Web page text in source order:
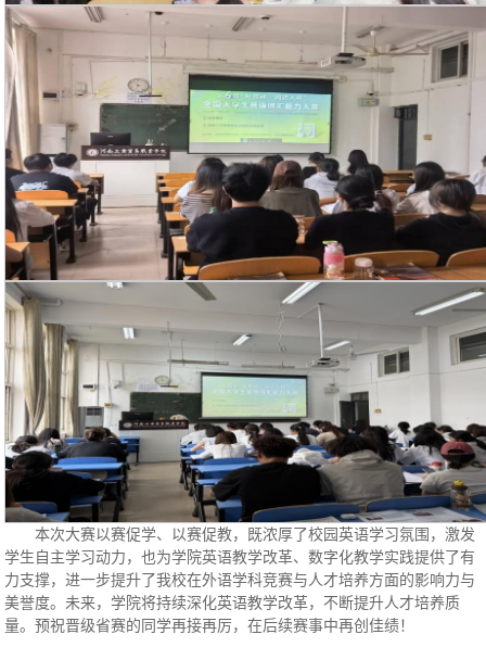
本次大赛以赛促学、以赛促教，既浓厚了校园英语学习氛围，激发
学生自主学习动力，也为学院英语教学改革、数字化教学实践提供了有
力支撑，进一步提升了我校在外语学科竞赛与人才培养方面的影响力与
美誉度。未来，学院将持续深化英语教学改革，不断提升人才培养质
量。预祝晋级省赛的同学再接再厉，在后续赛事中再创佳绩！